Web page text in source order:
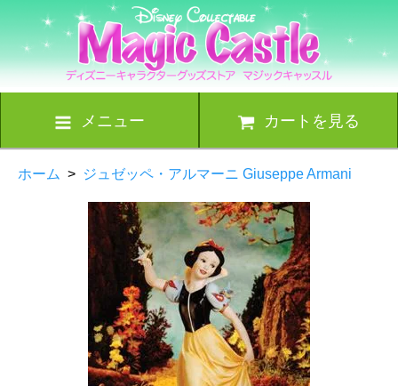
メニュー カートを見る
ホーム > ジュゼッペ・アルマーニ Giuseppe Armani